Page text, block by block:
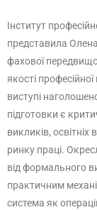
Інститут
представила
фахової
якості
виступі
підготовки є
викликів,
ринку праці.
від формального
практичним
система як